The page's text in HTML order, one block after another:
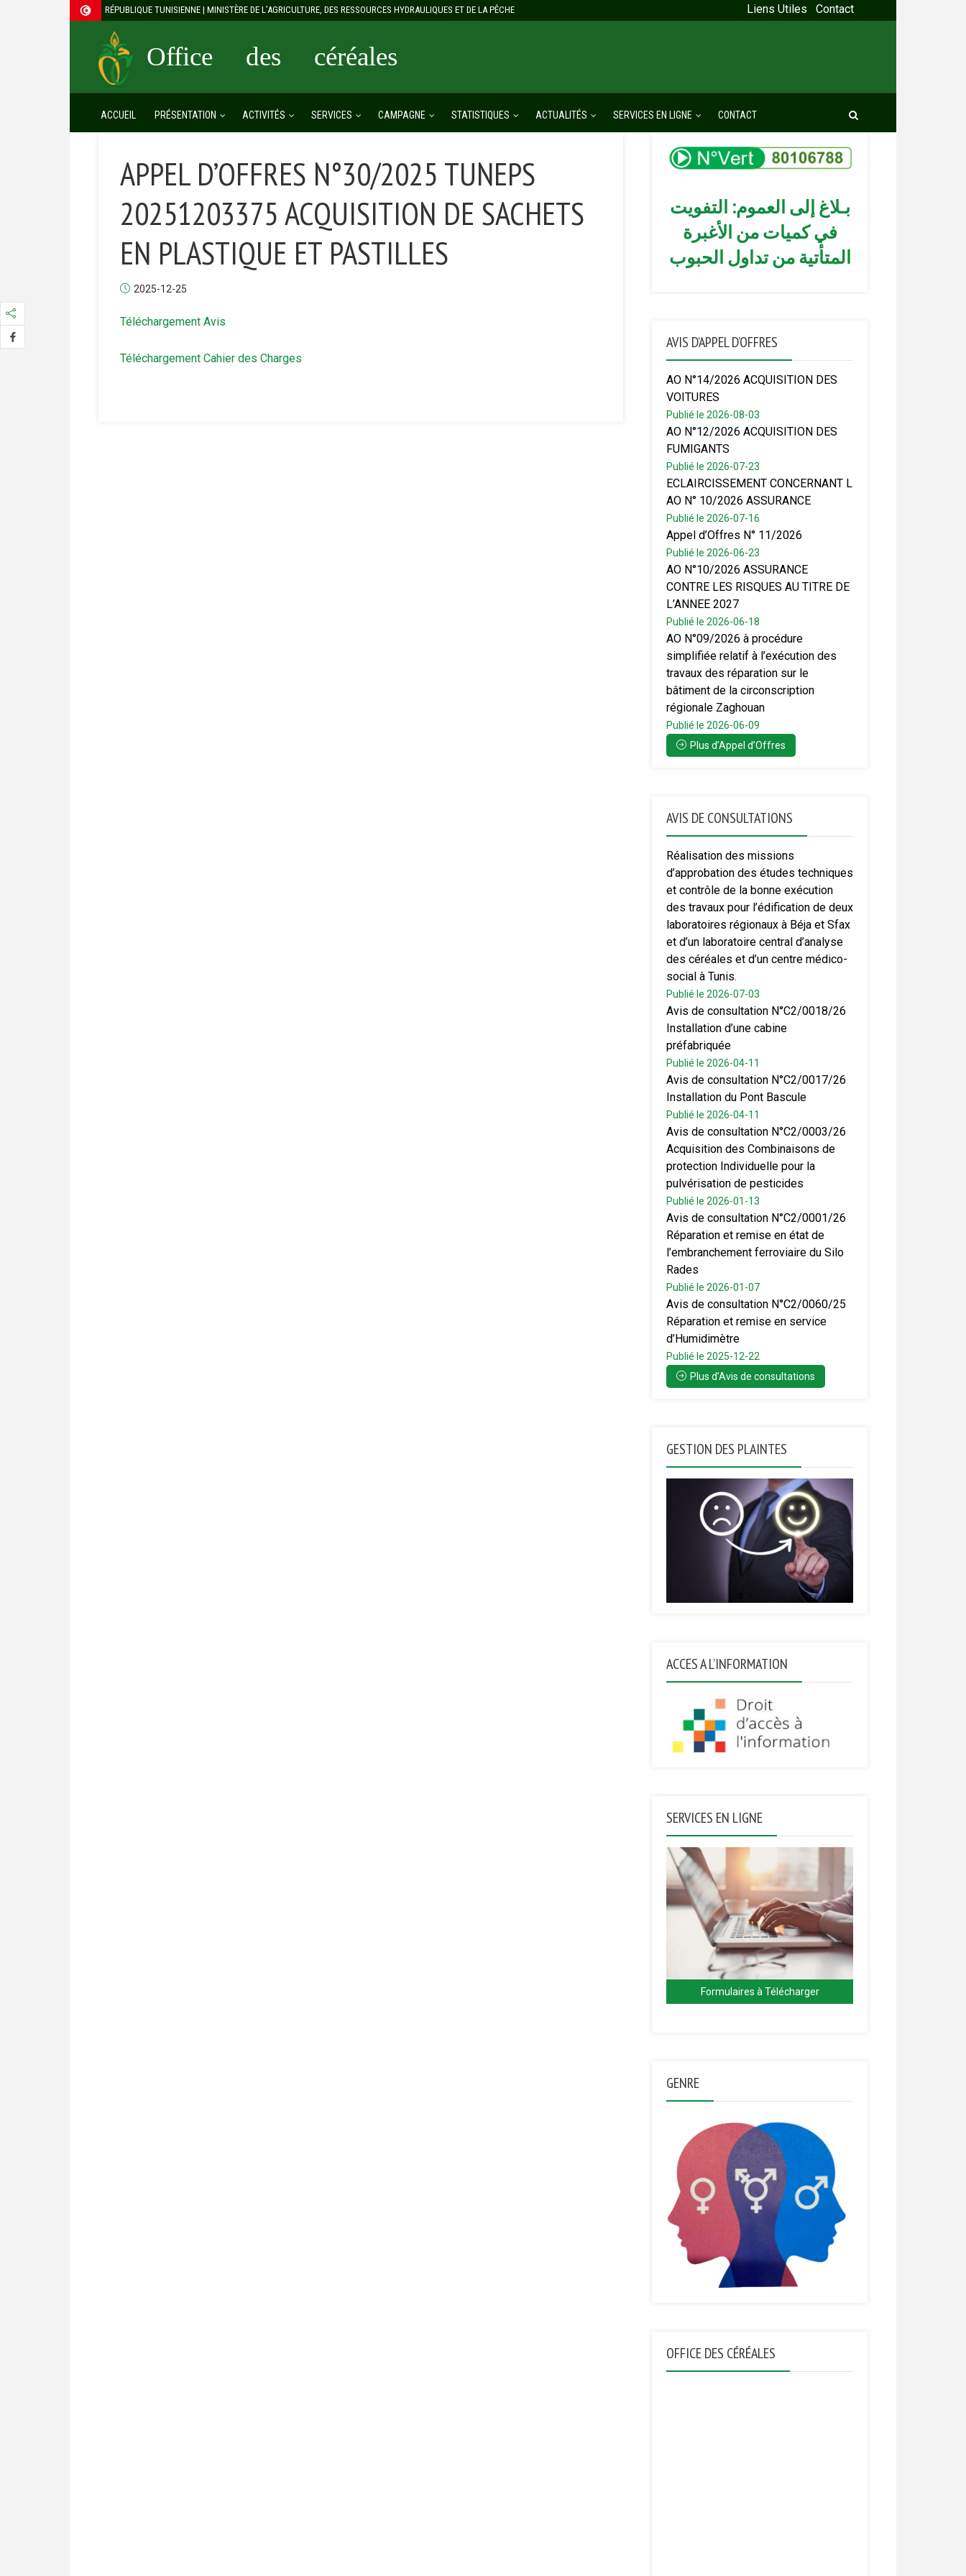
RÉPUBLIQUE TUNISIENNE | MINISTÈRE DE L’AGRICULTURE, DES RESSOURCES HYDRAULIQUES ET DE LA PÊCHE Liens Utiles Contact
Office des céréales
ACCUEIL PRÉSENTATION ACTIVITÉS SERVICES CAMPAGNE STATISTIQUES ACTUALITÉS SERVICES EN LIGNE CONTACT
APPEL D’OFFRES N°30/2025 TUNEPS
20251203375 ACQUISITION DE SACHETS
EN PLASTIQUE ET PASTILLES
2025-12-25
Téléchargement Avis
Téléchargement Cahier des Charges
بـلاغ إلى العموم: التفويت
في كميات من الأغبرة
المتأتية من تداول الحبوب
AVIS D’APPEL D’OFFRES
AO N°14/2026 ACQUISITION DES
VOITURES
Publié le 2026-08-03
AO N°12/2026 ACQUISITION DES
FUMIGANTS
Publié le 2026-07-23
ECLAIRCISSEMENT CONCERNANT L
AO N° 10/2026 ASSURANCE
Publié le 2026-07-16
Appel d’Offres N° 11/2026
Publié le 2026-06-23
AO N°10/2026 ASSURANCE
CONTRE LES RISQUES AU TITRE DE
L’ANNEE 2027
Publié le 2026-06-18
AO N°09/2026 à procédure
simplifiée relatif à l’exécution des
travaux des réparation sur le
bâtiment de la circonscription
régionale Zaghouan
Publié le 2026-06-09
Plus d’Appel d’Offres
AVIS DE CONSULTATIONS
Réalisation des missions
d’approbation des études techniques
et contrôle de la bonne exécution
des travaux pour l’édification de deux
laboratoires régionaux à Béja et Sfax
et d’un laboratoire central d’analyse
des céréales et d’un centre médico-
social à Tunis.
Publié le 2026-07-03
Avis de consultation N°C2/0018/26
Installation d’une cabine
préfabriquée
Publié le 2026-04-11
Avis de consultation N°C2/0017/26
Installation du Pont Bascule
Publié le 2026-04-11
Avis de consultation N°C2/0003/26
Acquisition des Combinaisons de
protection Individuelle pour la
pulvérisation de pesticides
Publié le 2026-01-13
Avis de consultation N°C2/0001/26
Réparation et remise en état de
l’embranchement ferroviaire du Silo
Rades
Publié le 2026-01-07
Avis de consultation N°C2/0060/25
Réparation et remise en service
d’Humidimètre
Publié le 2025-12-22
Plus d’Avis de consultations
GESTION DES PLAINTES
ACCES A L’INFORMATION
SERVICES EN LIGNE
Formulaires à Télécharger
GENRE
OFFICE DES CÉRÉALES